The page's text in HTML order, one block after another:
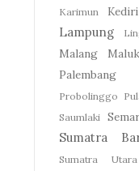
Karimun Kediri
Lampung
Malang
Palembang
Probolinggo
Saumlaki
Sumatra
Sumatra Utara